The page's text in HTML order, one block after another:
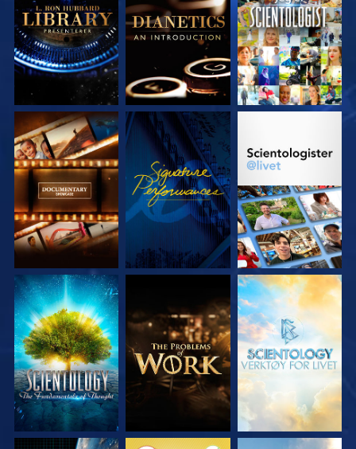
UTFORSK SERIEN SE UTFORSK SERIEN
UTFORSK SERIEN UTFORSK SERIEN UTFORSK SERIEN